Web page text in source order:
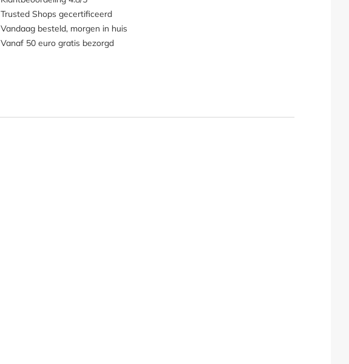
Trusted Shops gecertificeerd
Vandaag besteld, morgen in huis
Vanaf 50 euro gratis bezorgd